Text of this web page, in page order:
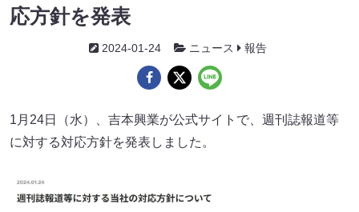
応方針を発表
2024-01-24 ニュース 報告
1月24日（水）、吉本興業が公式サイトで、週刊誌報道等
に対する対応方針を発表しました。